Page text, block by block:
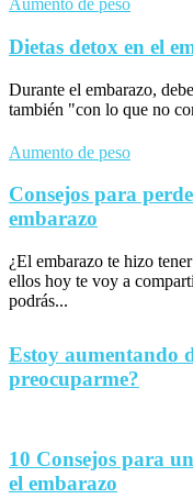
Aumento de peso
Dietas detox en el
Durante el embarazo,
también "con lo que no
Aumento de peso
Consejos para
embarazo
¿El embarazo te hizo
ellos hoy te voy a
podrás...
Estoy aumentando
preocuparme?
10 Consejos para
el embarazo